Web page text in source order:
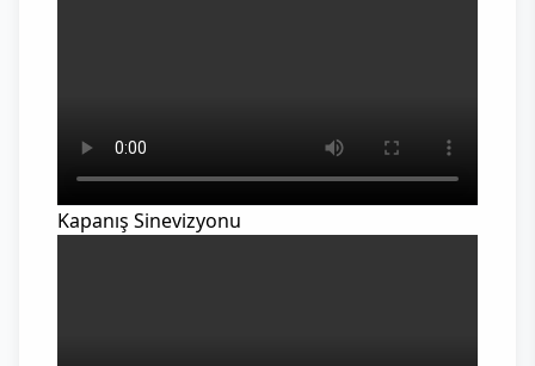
Kapanış Sinevizyonu